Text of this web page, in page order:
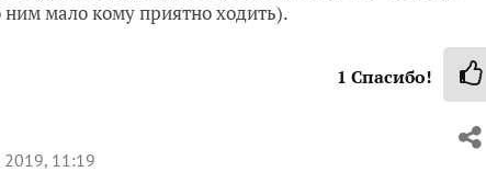
ним мало кому приятно ходить).
1 Спасибо!
11:19